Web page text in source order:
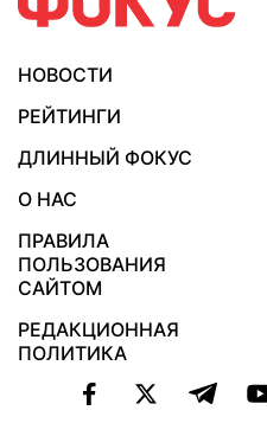
НОВОСТИ
РЕЙТИНГИ
ДЛИННЫЙ ФОКУС
О НАС
ПРАВИЛА
ПОЛЬЗОВАНИЯ
САЙТОМ
РЕДАКЦИОННАЯ
ПОЛИТИКА